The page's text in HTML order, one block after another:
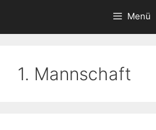
Menü
1. Mannschaft